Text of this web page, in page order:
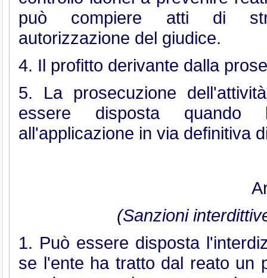
può compiere atti di
autorizzazione del giudice.
4. Il profitto derivante dalla
5. La prosecuzione
essere disposta quando
all'applicazione in via definitiva
(Sanzioni
1. Può essere disposta
se l'ente ha tratto dal reato un